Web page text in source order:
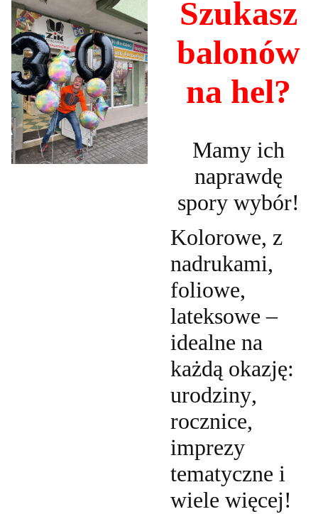
Szukasz
balonów
na hel?
Mamy ich
naprawdę
spory wybór!
Kolorowe, z
nadrukami,
foliowe,
lateksowe –
idealne na
każdą okazję:
urodziny,
rocznice,
imprezy
tematyczne i
wiele więcej!